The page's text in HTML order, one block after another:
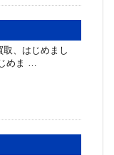
、はじめまし
めま …